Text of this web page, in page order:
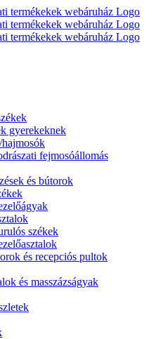
gyerekeknek
fejmosóállomás
és bútorok
székek
és recepciós pultok
és masszázságyak